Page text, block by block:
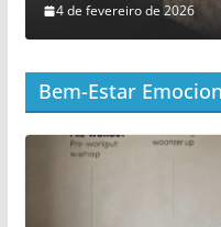
4 de fevereiro de 2026
Bem-Estar